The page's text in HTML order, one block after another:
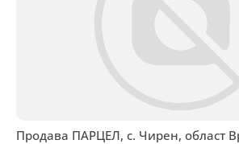
Продава ПАРЦЕЛ, с. Чирен, област